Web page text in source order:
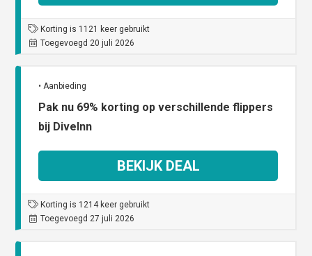
Korting is 1121 keer gebruikt
Toegevoegd 20 juli 2026
• Aanbieding
Pak nu 69% korting op verschillende flippers
bij DiveInn
BEKIJK DEAL
Korting is 1214 keer gebruikt
Toegevoegd 27 juli 2026